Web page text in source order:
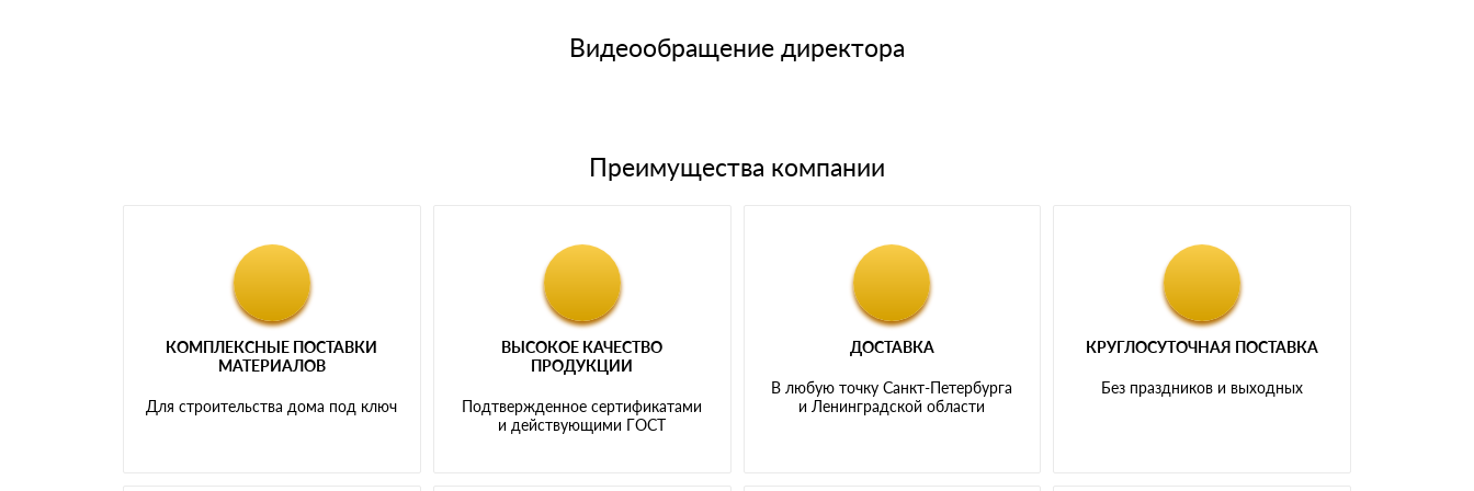
Мы принимаем платежи с сайта по следующим банковским картамВидеообращение директора
Преимущества компании
КОМПЛЕКСНЫЕ ПОСТАВКИ
МАТЕРИАЛОВ
Для строительства дома под ключ
ВЫСОКОЕ КАЧЕСТВО
ПРОДУКЦИИ
Подтвержденное сертификатами
и действующими ГОСТ
ДОСТАВКА
В любую точку Санкт-Петербурга
и Ленинградской области
КРУГЛОСУТОЧНАЯ ПОСТАВКА
Без праздников и выходных